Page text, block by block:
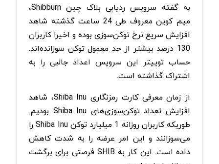
به گفته سرویس ردیابی بلاک چین Shibburn،
میم کوین معروف طی 24 ساعت گذشته شاهد
افزایش سریع نرخ توکن‌سوزی بوده و اخیرا کاربران
130 درصد بیشتر از حد معمول توکن سوزانده‌اند.
حساب توییتر این سرویس اعداد جالبی را به
اشتراک گذاشته است.
از زمان معرفی کارت رمزنگاری Shiba Inu، شاهد
افزایش تعداد توکن‌سوزی‌های Shiba Inu بودیم.
طوریکه کاربران روزانه 1 میلیارد توکن Shiba Inu را
می‌سوزانند و این امر عرضه را به شدت کاهش
داده است. این کار به SHIB فرصتی برای برگشت